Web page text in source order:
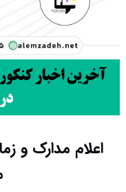
اعلام مدارک و